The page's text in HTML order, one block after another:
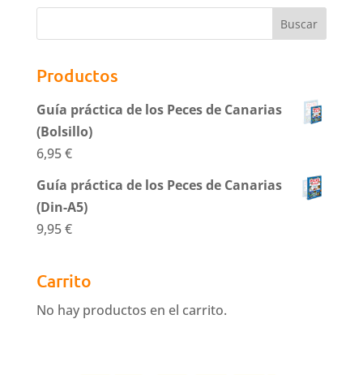
Productos
Guía práctica de los Peces de Canarias
(Bolsillo)
6,95€
Guía práctica de los Peces de Canarias
(Din-A5)
9,95€
Carrito
No hay productos en el carrito.